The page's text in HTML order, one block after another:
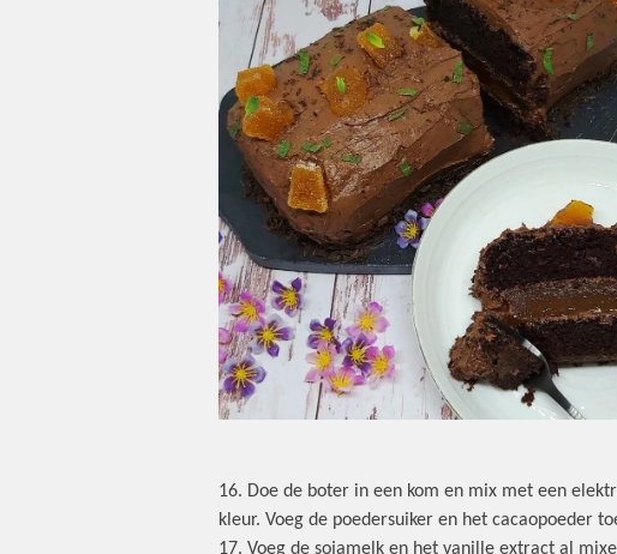
16. Doe de boter in een kom en mix met een
kleur. Voeg de poedersuiker en het cacaopoeder
17. Voeg de sojamelk en het vanille extract al